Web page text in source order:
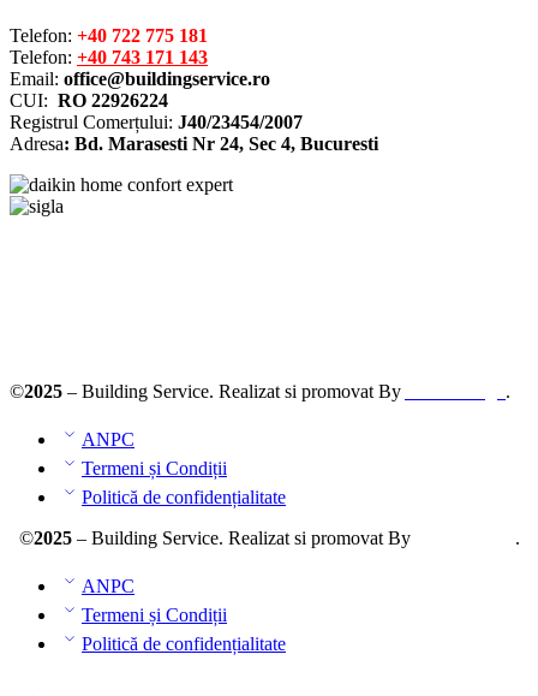
Telefon: +40 722 775 181
Telefon: +40 743 171 143
Email: office@buildingservice.ro
CUI: RO 22926224
Registrul Comerțului: J40/23454/2007
Adresa: Bd. Marasesti Nr 24, Sec 4, Bucuresti
©2025 – Building Service. Realizat si promovat By .
ANPC
Termeni și Condiții
Politică de confidențialitate
©2025– Building Service. Realizat si promovat By .
ANPC
Termeni și Condiții
Politică de confidențialitate